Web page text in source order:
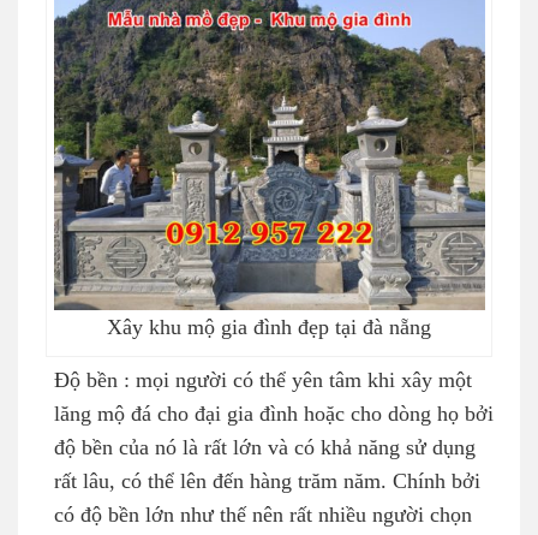
Xây khu mộ gia đình đẹp tại đà nẵng
Độ bền : mọi người có thể yên tâm khi xây một
lăng mộ đá cho đại gia đình hoặc cho dòng họ bởi
độ bền của nó là rất lớn và có khả năng sử dụng
rất lâu, có thể lên đến hàng trăm năm. Chính bởi
có độ bền lớn như thế nên rất nhiều người chọn